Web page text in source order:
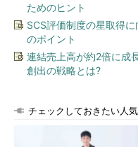
ためのヒント
SCS評価制度の星取得
のポイント
連結売上高が約2倍に成
創出の戦略とは?
チェックしておきたい人